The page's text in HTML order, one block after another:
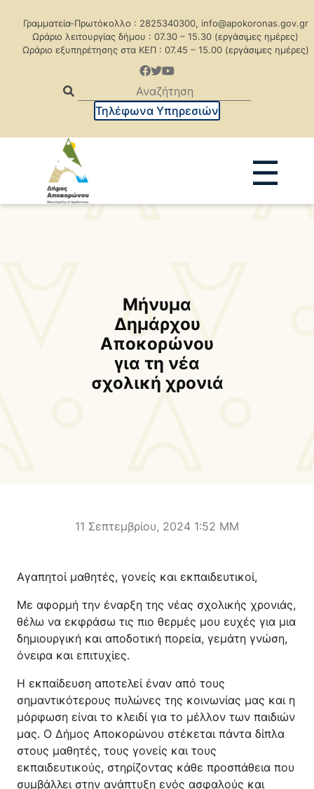
Γραμματεία-Πρωτόκολλο : 2825340300, info@apokoronas.gov.gr
Ωράριο λειτουργίας δήμου : 07.30 – 15.30 (εργάσιμες ημέρες)
Ωράριο εξυπηρέτησης στα ΚΕΠ : 07.45 – 15.00 (εργάσιμες ημέρες)
Τηλέφωνα Υπηρεσιών
Αντιδήμαρχοι και
Εντεταλμένοι Δημοτικοί
Σύμβουλοι
Δημοτικό Συμβούλιο
Δημοτική Επιτροπή
Αποκορώνα Χανίων
Δήμοσιο Ι.Ε.Κ
Αποκορώνου
ΦΡΕ
Κέντρο Κοινότητας
Βοήθεια στο Σπίτι
Λαογραφικό Μουσείο
Γαβολοχωρίου
☰
Μήνυμα
Δημάρχου
Αποκορώνου
για τη νέα
σχολική χρονιά
11 Σεπτεμβρίου, 2024 1:52 ΜΜ
Αγαπητοί μαθητές, γονείς και εκπαιδευτικοί,
Με αφορμή την έναρξη της νέας σχολικής χρονιάς,
θέλω να εκφράσω τις πιο θερμές μου ευχές για μια
δημιουργική και αποδοτική πορεία, γεμάτη γνώση,
όνειρα και επιτυχίες.
Η εκπαίδευση αποτελεί έναν από τους
σημαντικότερους πυλώνες της κοινωνίας μας και η
μόρφωση είναι το κλειδί για το μέλλον των παιδιών
μας. Ο Δήμος Αποκορώνου στέκεται πάντα δίπλα
στους μαθητές, τους γονείς και τους
εκπαιδευτικούς, στηρίζοντας κάθε προσπάθεια που
συμβάλλει στην ανάπτυξη ενός ασφαλούς και